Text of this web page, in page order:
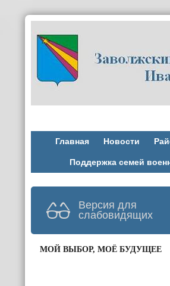
Главная Новости
Поддержка семей
Версия для
слабовидящих
МОЙ ВЫБОР, МОЁ БУДУЩЕЕ